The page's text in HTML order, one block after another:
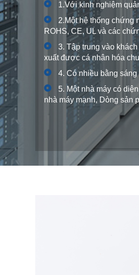
1.Với kinh nghiệm
2.Một hệ thống chứng
ROHS, CE, UL và các
3. Tập trung vào
xuất được cá nhân hóa
4. Có nhiều bằng
5. Một nhà máy có
nhà máy mạnh, Dòng sản